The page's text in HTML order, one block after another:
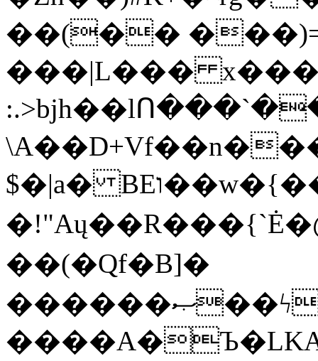
��(��
���|L���
$�|a� BEו��w�{���;���q�X��d%�������W� hU�(�1�Ū}9�S�F<��i�L3�;�
��(�Qf�B]�
������ޞ��ϟak��r��_39$�8�p���7�2�yIZ�R��x��/